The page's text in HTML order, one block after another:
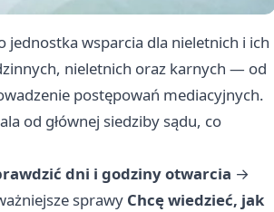
jednostka wsparcia dla nieletnich i ich
nieletnich oraz karnych — od
postępowań mediacyjnych.
od głównej siedziby sądu, co
dni i godziny otwarcia →
sprawy Chcę wiedzieć, jak